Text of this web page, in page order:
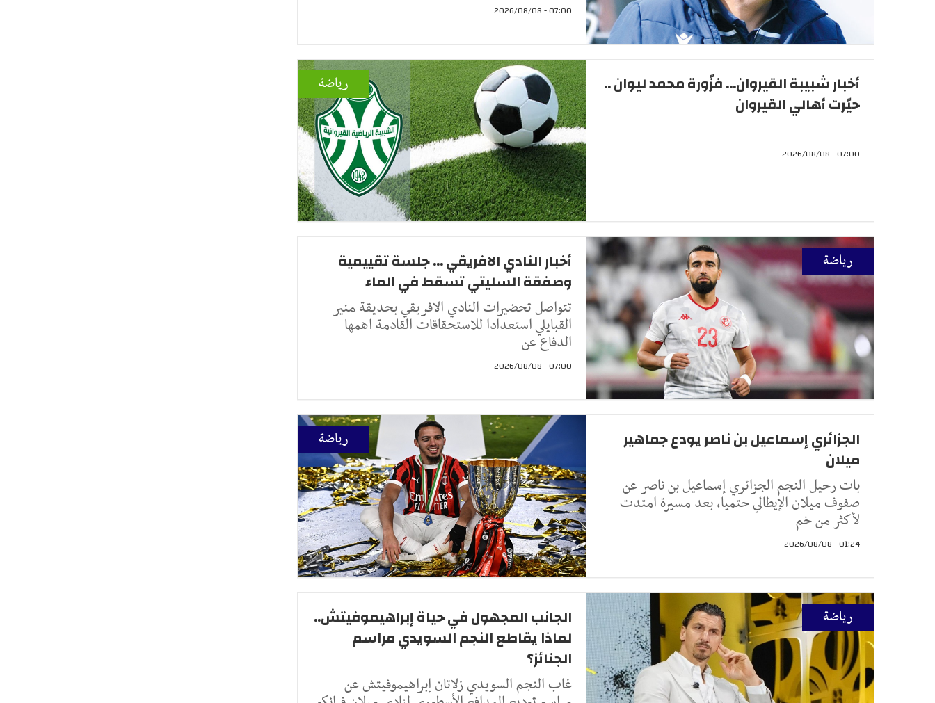
07:00 - 2026/08/08
رياضة
أخبار شبيبة القيروان... فزّورة محمد ليوان ..
حيّرت أهالي القيروان
07:00 - 2026/08/08
رياضة
أخبار النادي الافريقي ... جلسة تقييمية
وصفقة السليتي تسقط في الماء
تتواصل تحضيرات النادي الافريقي بحديقة منير
القبايلي استعدادا للاستحقاقات القادمة اهمها
الدفاع عن
07:00 - 2026/08/08
رياضة
الجزائري إسماعيل بن ناصر يودع جماهير
ميلان
بات رحيل النجم الجزائري إسماعيل بن ناصر عن
صفوف ميلان الإيطالي حتميا، بعد مسيرة امتدت
لأكثر من خم
01:24 - 2026/08/08
رياضة
الجانب المجهول في حياة إبراهيموفيتش..
لماذا يقاطع النجم السويدي مراسم
الجنائز؟
غاب النجم السويدي زلاتان إبراهيموفيتش عن